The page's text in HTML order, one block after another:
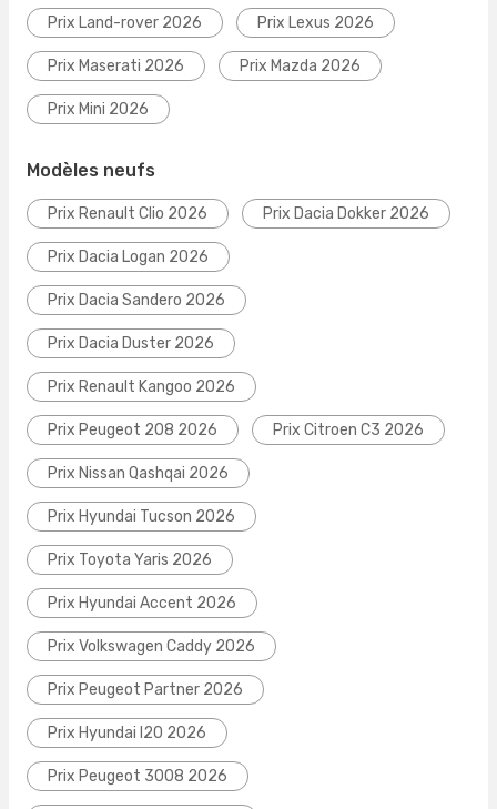
Prix Land-rover 2026 Prix Lexus 2026
Prix Maserati 2026 Prix Mazda 2026
Prix Mini 2026
Modèles neufs
Prix Renault Clio 2026 Prix Dacia Dokker 2026
Prix Dacia Logan 2026
Prix Dacia Sandero 2026
Prix Dacia Duster 2026
Prix Renault Kangoo 2026
Prix Peugeot 208 2026 Prix Citroen C3 2026
Prix Nissan Qashqai 2026
Prix Hyundai Tucson 2026
Prix Toyota Yaris 2026
Prix Hyundai Accent 2026
Prix Volkswagen Caddy 2026
Prix Peugeot Partner 2026
Prix Hyundai I20 2026
Prix Peugeot 3008 2026